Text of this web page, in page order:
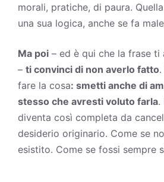
morali, pratiche, di paura.
una sua logica, anche se fa
Ma poi – ed è qui che la frase
– ti convinci di non averlo fatto
fare la cosa: smetti anche di
stesso che avresti voluto farla.
diventa così completa da
desiderio originario. Come se
esistito. Come se fossi sempre